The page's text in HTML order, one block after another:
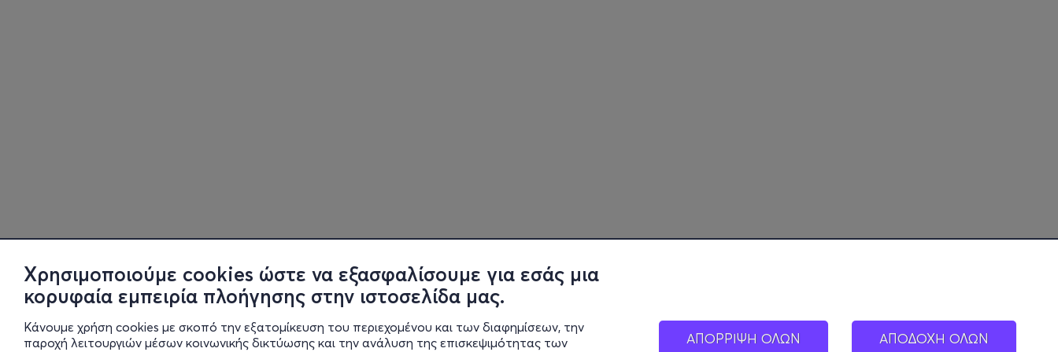
Χρησιμοποιούμε cookies ώστε να εξασφαλίσουμε για εσάς μια
κορυφαία εμπειρία πλοήγησης στην ιστοσελίδα μας.
Κάνουμε χρήση cookies με σκοπό την εξατομίκευση του περιεχομένου και των διαφημίσεων, την
παροχή λειτουργιών μέσων κοινωνικής δικτύωσης και την ανάλυση της επισκεψιμότητας των
ΑΠΟΡΡΙΨΗ ΟΛΩΝ ΑΠΟΔΟΧΗ ΟΛΩΝ